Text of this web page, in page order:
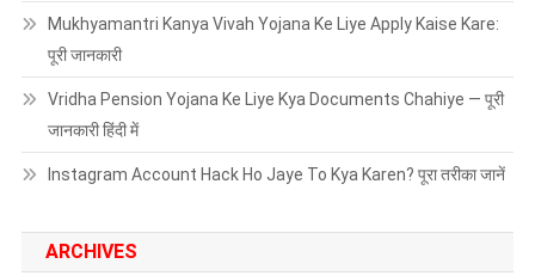
Mukhyamantri Kanya Vivah Yojana Ke Liye Apply Kaise Kare:
पूरी जानकारी
Vridha Pension Yojana Ke Liye Kya Documents Chahiye — पूरी
जानकारी हिंदी में
Instagram Account Hack Ho Jaye To Kya Karen? पूरा तरीका जानें
ARCHIVES